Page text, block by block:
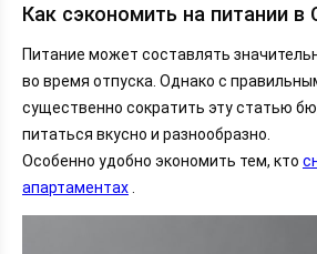
Как сэкономить на питании в
Питание может составлять
во время отпуска. Однако с
существенно сократить эту статью
питаться вкусно и разнообразно.
Особенно удобно экономить тем, кто
апартаментах